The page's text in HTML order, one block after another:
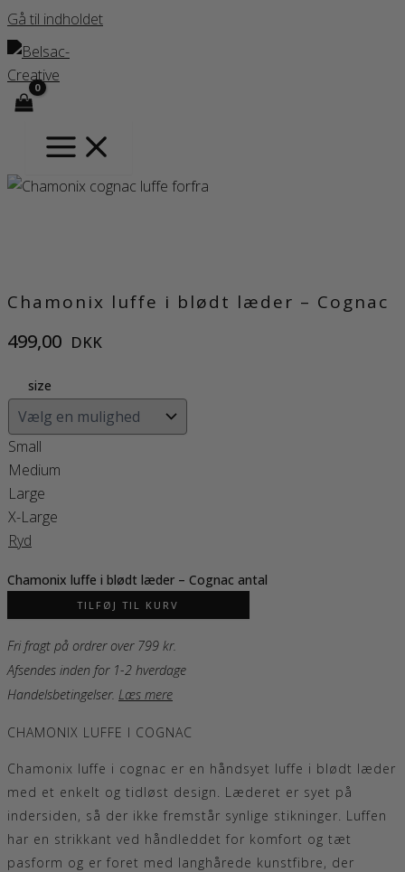
Gå til indholdet
Chamonix luffe i blødt læder – Cognac
499,00 DKK
size
Small
Medium
Large
X-Large
Ryd
Chamonix luffe i blødt læder – Cognac antal
TILFØJ TIL KURV
Fri fragt på ordrer over 799 kr.
Afsendes inden for 1-2 hverdage
Handelsbetingelser. Læs mere
CHAMONIX LUFFE I COGNAC
Chamonix luffe i cognac er en håndsyet luffe i blødt læder
med et enkelt og tidløst design. Læderet er syet på
indersiden, så der ikke fremstår synlige stikninger. Luffen
har en strikkant ved håndleddet for komfort og tæt
pasform og er foret med langhårede kunstfibre, der